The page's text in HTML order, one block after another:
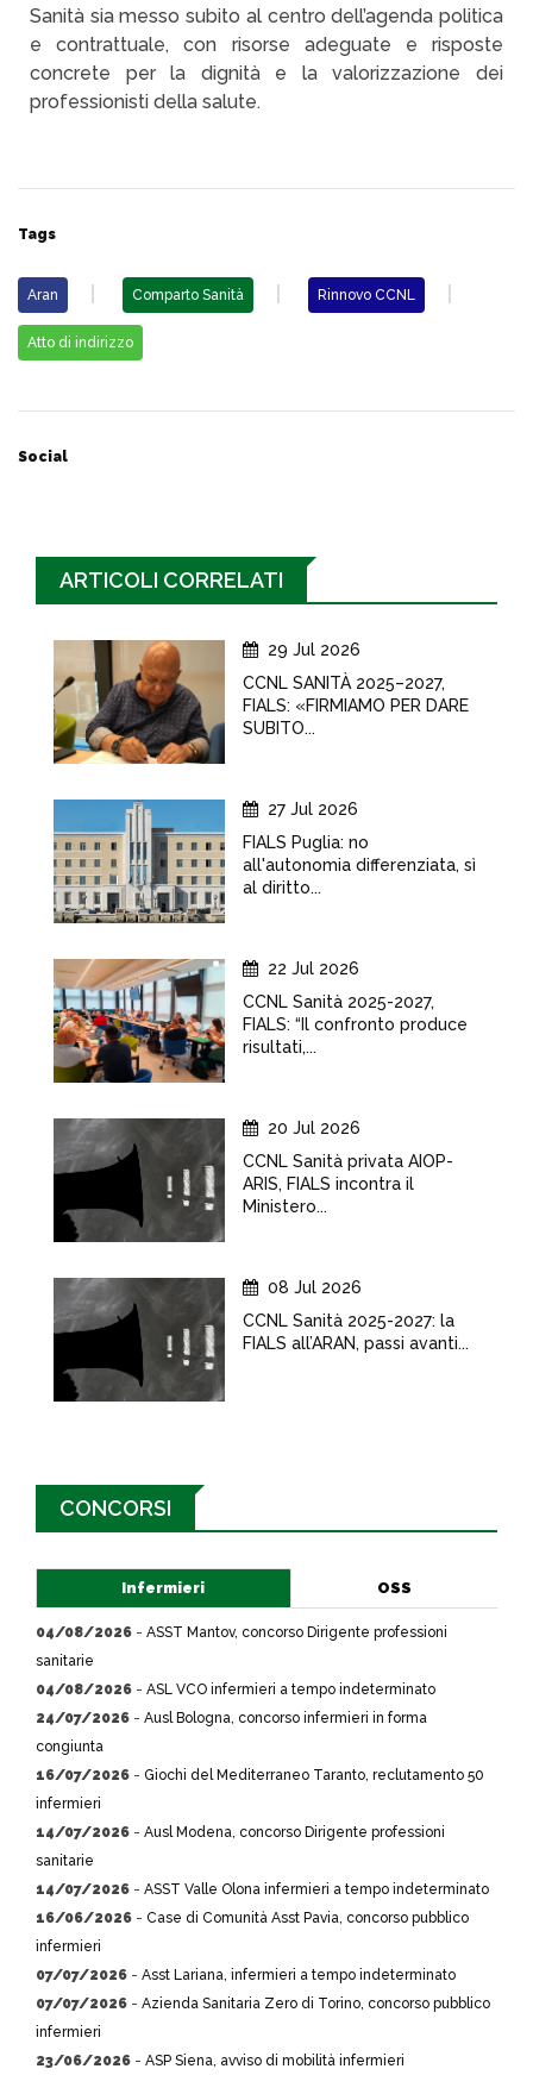
Sanità sia messo subito al centro dell’agenda politica
e contrattuale, con risorse adeguate e risposte
concrete per la dignità e la valorizzazione dei
professionisti della salute.
Tags
Aran Comparto Sanità Rinnovo CCNL
Atto di indirizzo
Social
ARTICOLI CORRELATI
29 Jul 2026
CCNL SANITÀ 2025–2027,
FIALS: «FIRMIAMO PER DARE
SUBITO...
27 Jul 2026
FIALS Puglia: no
all'autonomia differenziata, sì
al diritto...
22 Jul 2026
CCNL Sanità 2025-2027,
FIALS: “Il confronto produce
risultati,...
20 Jul 2026
CCNL Sanità privata AIOP-
ARIS, FIALS incontra il
Ministero...
08 Jul 2026
CCNL Sanità 2025-2027: la
FIALS all’ARAN, passi avanti...
CONCORSI
Infermieri OSS
04/08/2026 - ASST Mantov, concorso Dirigente professioni
sanitarie
04/08/2026 - ASL VCO infermieri a tempo indeterminato
24/07/2026 - Ausl Bologna, concorso infermieri in forma
congiunta
16/07/2026 - Giochi del Mediterraneo Taranto, reclutamento 50
infermieri
14/07/2026 - Ausl Modena, concorso Dirigente professioni
sanitarie
14/07/2026 - ASST Valle Olona infermieri a tempo indeterminato
16/06/2026 - Case di Comunità Asst Pavia, concorso pubblico
infermieri
07/07/2026 - Asst Lariana, infermieri a tempo indeterminato
07/07/2026 - Azienda Sanitaria Zero di Torino, concorso pubblico
infermieri
23/06/2026 - ASP Siena, avviso di mobilità infermieri